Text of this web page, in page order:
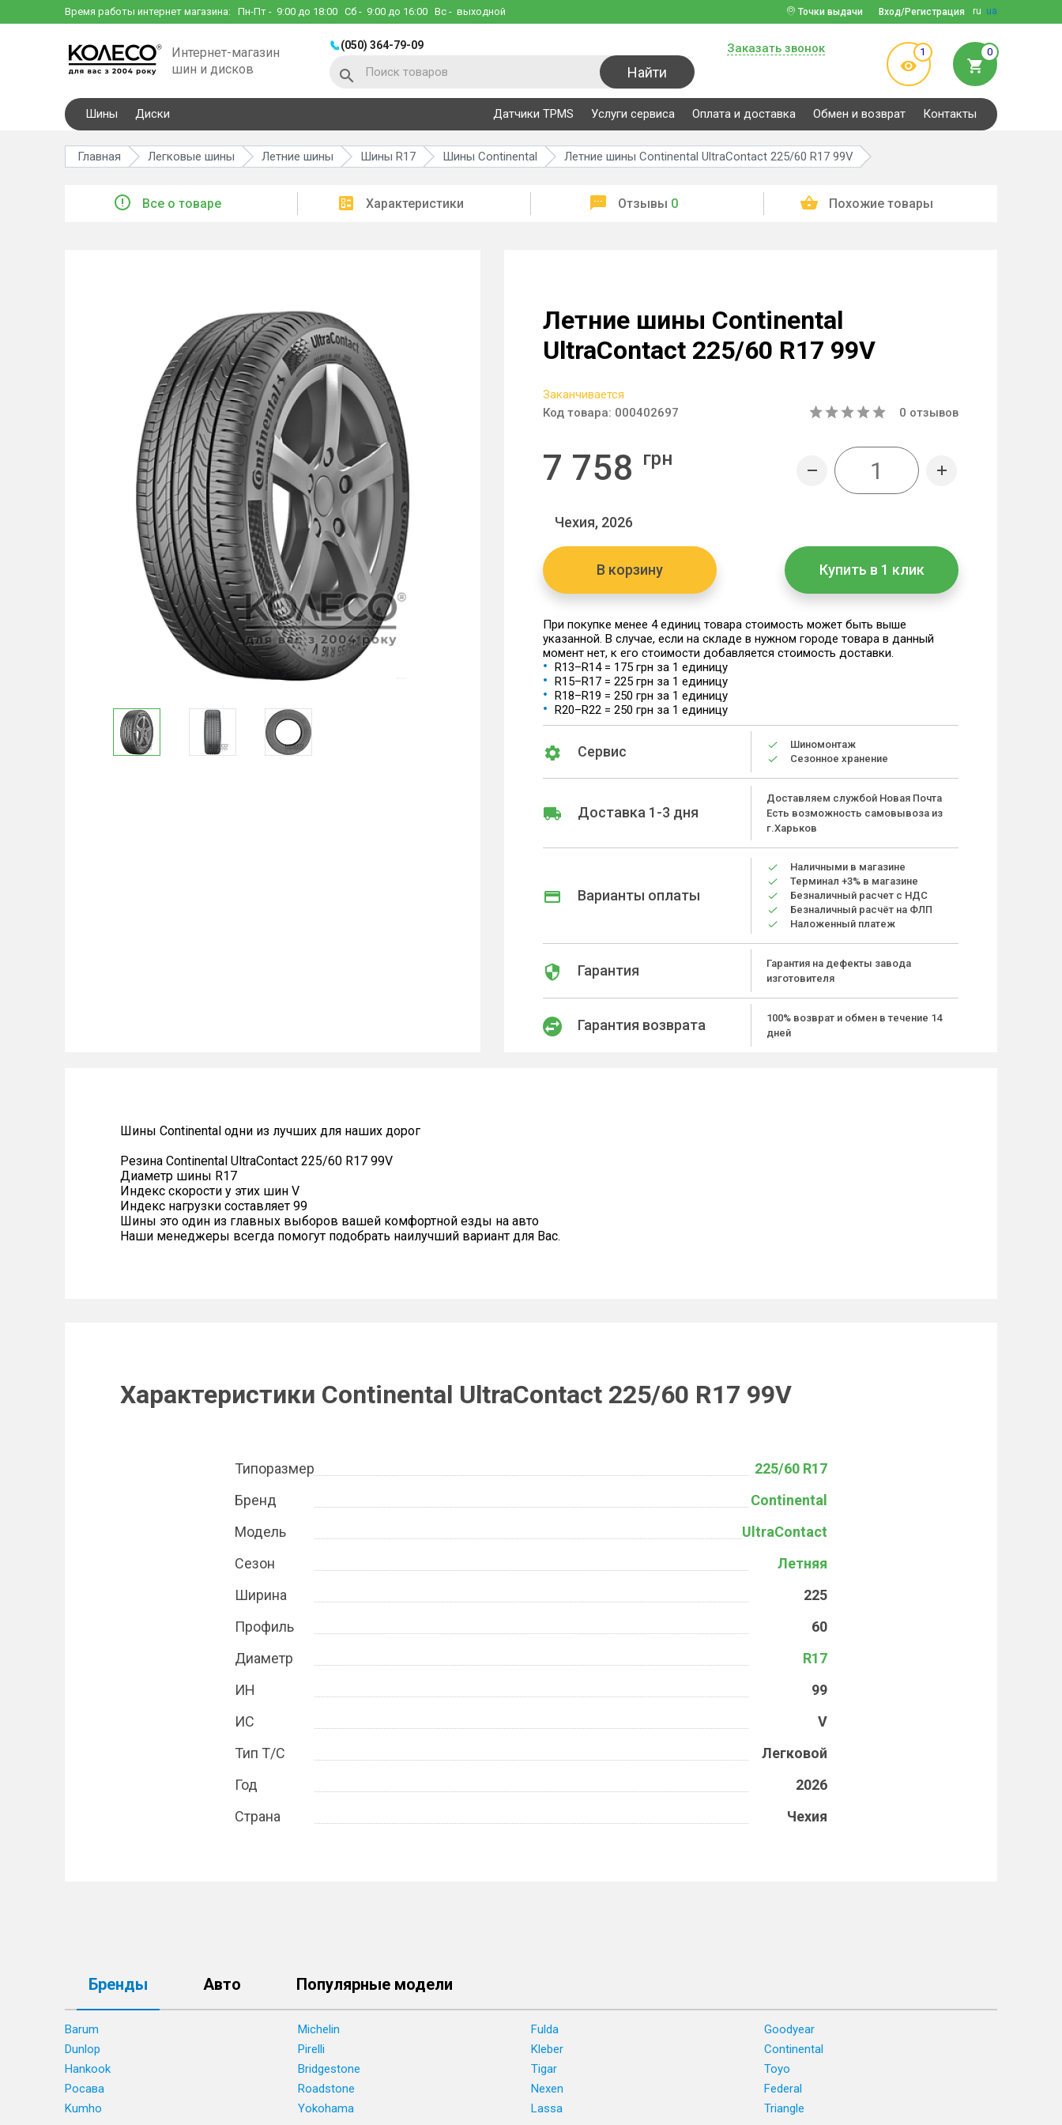
Время работы интернет магазина: Пн-Пт - 9:00 до 18:00 Сб - 9:00 до 16:00 Вс - выходной ru ua
Вход/Регистрация
Точки выдачи
Интернет-магазин
шин и дисков
(050) 364-79-09
Найти
Заказать звонок 1 0
Шины Диски Датчики TPMS Услуги сервиса Оплата и доставка Обмен и возврат Контакты
Главная Легковые шины Летние шины Шины R17 Шины Continental Летние шины Continental UltraContact 225/60 R17 99V
Все о товаре Характеристики Отзывы 0 Похожие товары
Летние шины Continental
UltraContact 225/60 R17 99V
Заканчивается
Код товара: 000402697 0 отзывов
7 758 грн
Чехия, 2026
В корзину Купить в 1 клик
При покупке менее 4 единиц товара стоимость может быть выше
указанной. В случае, если на складе в нужном городе товара в данный
момент нет, к его стоимости добавляется стоимость доставки.
R13–R14 = 175 грн за 1 единицу
R15–R17 = 225 грн за 1 единицу
R18–R19 = 250 грн за 1 единицу
R20–R22 = 250 грн за 1 единицу
Сервис
Шиномонтаж
Сезонное хранение
Доставка 1-3 дня
Доставляем службой Новая Почта
Есть возможность самовывоза из
г.Харьков
Варианты оплаты
Наличными в магазине
Терминал +3% в магазине
Безналичный расчет с НДС
Безналичный расчёт на ФЛП
Наложенный платеж
Гарантия
Гарантия на дефекты завода
изготовителя
Гарантия возврата
100% возврат и обмен в течение 14
дней
Шины Continental одни из лучших для наших дорог
Резина Continental UltraContact 225/60 R17 99V
Диаметр шины R17
Индекс скорости у этих шин V
Индекс нагрузки составляет 99
Шины это один из главных выборов вашей комфортной езды на авто
Наши менеджеры всегда помогут подобрать наилучший вариант для Вас.
Характеристики Continental UltraContact 225/60 R17 99V
Типоразмер
225/60 R17
Бренд
Continental
Модель
UltraContact
Сезон
Летняя
Ширина
225
Профиль
60
Диаметр
R17
ИН
99
ИС
V
Тип Т/С
Легковой
Год
2026
Страна
Чехия
Бренды Авто Популярные модели
Barum Michelin Fulda
Goodyear
Dunlop
Pirelli Kleber
Continental
Hankook
Bridgestone Tigar
Toyo
Росава
Roadstone Nexen
Federal
Kumho
Yokohama Lassa Triangle